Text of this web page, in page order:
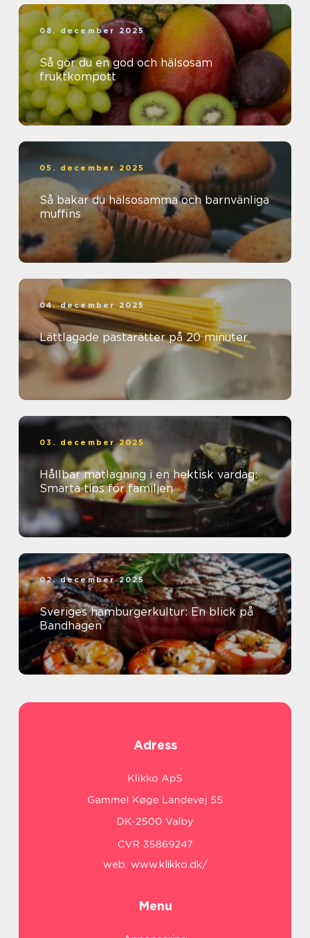
08. december 2025
Så gör du en god och hälsosam
fruktkompott
05. december 2025
Så bakar du hälsosamma och barnvänliga
muffins
04. december 2025
Lättlagade pastarätter på 20 minuter
03. december 2025
Hållbar matlagning i en hektisk vardag:
Smarta tips för familjen
02. december 2025
Sveriges hamburgerkultur: En blick på
Bandhagen
Adress
web: www.klikko.dk/
Menu